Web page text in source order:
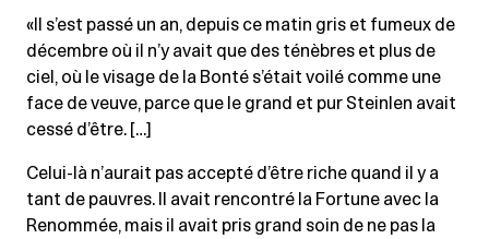
«Il s’est passé un an, depuis ce matin gris et fumeux de
décembre où il n’y avait que des ténèbres et plus de
ciel, où le visage de la Bonté s’était voilé comme une
face de veuve, parce que le grand et pur Steinlen avait
cessé d’être. […]
Celui-là n’aurait pas accepté d’être riche quand il y a
tant de pauvres. Il avait rencontré la Fortune avec la
Renommée, mais il avait pris grand soin de ne pas la